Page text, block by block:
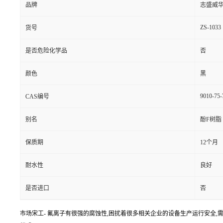
品牌 志盛威
货号 ZS-1033
是否危险化学品 否
颜色 黑
CAS编号 9010-75-
别名 酚F树脂
保质期 12个月
耐水性 良好
是否进口 否
市场宋工- 氟离子有很强的腐蚀性,困扰着很多相关企业的设备生产运行安全,需